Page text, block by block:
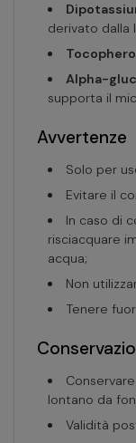
derivato dalla
Alpha-
supporta il
Avvertenze
Solo per
Evitare il
In caso di
risciacquare
acqua;
Non
Tenere
lontano da
Validità